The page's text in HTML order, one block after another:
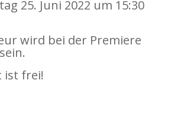
25. Juni 2022 um 15:30
wird bei der Premiere
ist frei!